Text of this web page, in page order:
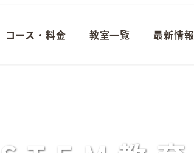
コース・料金 教室一覧 最新情報